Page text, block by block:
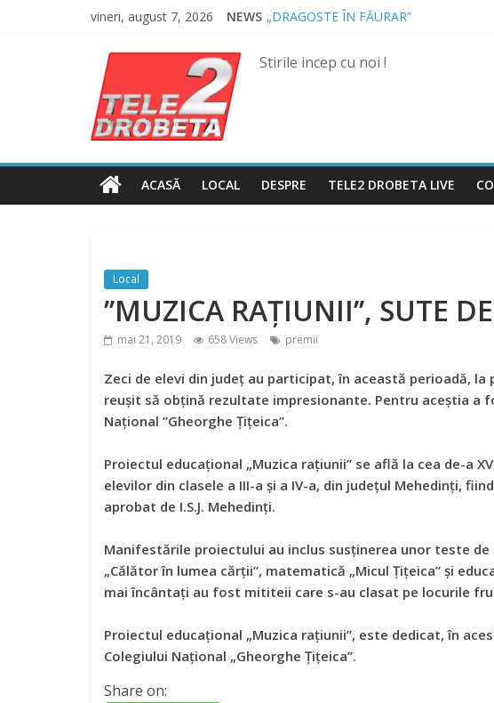
vineri, august 7, 2026 NEWS „DRAGOSTE ÎN FĂURAR”
MII DE ȚIGARETE DE CONTRABANDĂ,
BĂUT, DROGAT ȘI FĂRĂ PERMIS, LA
Stirile incep cu noi !
ACASĂ LOCAL DESPRE TELE2 DROBETA LIVE
Local
’’MUZICA RAȚIUNII’’, SUTE
mai 21, 2019 658 Views premii
Zeci de elevi din județ au participat, în această perioadă, la
reușit să obțină rezultate impresionante. Pentru aceștia a
Național ’’Gheorghe Țițeica’’.
Proiectul educaţional „Muzica raţiunii” se află la cea de-a
elevilor din clasele a III-a şi a IV-a, din judeţul Mehedinţi,
aprobat de I.S.J. Mehedinţi.
Manifestările proiectului au inclus susținerea unor teste
„Călător în lumea cărţii”, matematică „Micul Ţiţeica” şi
mai încântați au fost mititeii care s-au clasat pe locurile
Proiectul educaţional „Muzica raţiunii”, este dedicat, în
Colegiului Naţional „Gheorghe Ţiţeica’’.
Share on: